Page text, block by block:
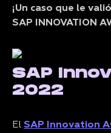
¡Un caso que le
SAP INNOVATION
SAP
2022
El SAP Innovation